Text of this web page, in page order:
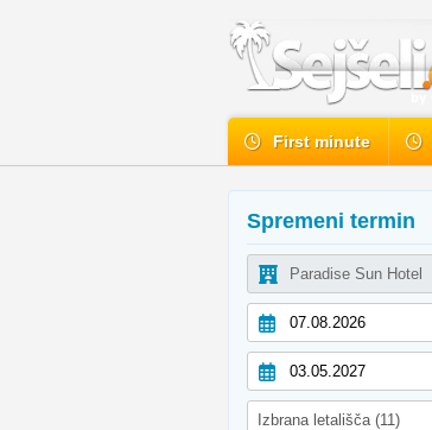
First minute
Spremeni termin
Izbrana letališča (11)